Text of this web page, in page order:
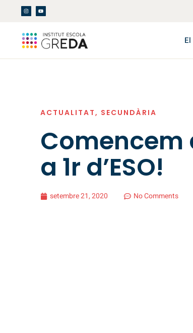
ACTUALITAT, SECUNDÀRIA
Comencem
a 1r d’ESO!
setembre 21, 2020 No Comments